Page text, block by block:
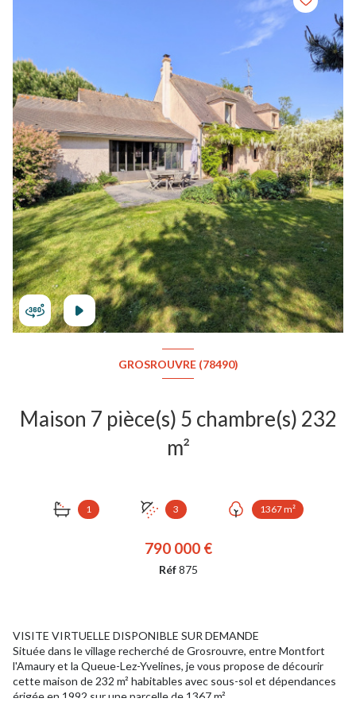
GROSROUVRE (78490)
Maison 7 pièce(s) 5 chambre(s) 232
m²
1 3 1367 m²
790 000 €
Réf875
VISITE VIRTUELLE DISPONIBLE SUR DEMANDE
Située dans le village recherché de Grosrouvre, entre Montfort
l'Amaury et la Queue-Lez-Yvelines, je vous propose de décourir
cette maison de 232 m² habitables avec sous-sol et dépendances
érigée en 1992 sur une parcelle de 1367 m².